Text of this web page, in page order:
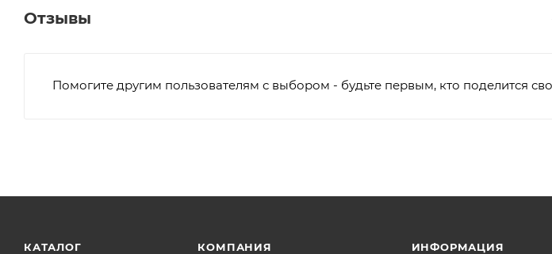
Отзывы
Помогите другим пользователям с выбором - будьте первым, кто поделится
КАТАЛОГ КОМПАНИЯ ИНФОРМАЦИЯ